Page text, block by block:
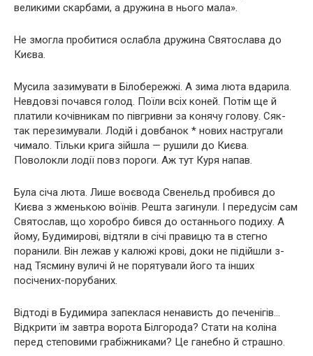
великими скарбами, а дружина в нього мала».
Не змогла пробитися ослабла дружина Святослава до
Києва.
Мусила зазимувати в Білобережжі. А зима люта вдарила.
Невдовзі почався голод. Поїли всіх коней. Потім ще й
платили кочівникам по півгривни за конячу голову. Сяк-
так перезимували. Лодій і довбанок * нових настругали
чимало. Тільки крига зійшла — рушили до Києва.
Поволокли лодії повз пороги. Аж тут Куря напав.
Була січа люта. Лише воєвода Свенельд пробився до
Києва з жменькою воїнів. Решта загинули. І передусім сам
Святослав, що хоробро бився до останнього подиху. А
йому, Будимирові, відтяли в січі правицю та в стегно
поранили. Він лежав у калюжі крові, доки не підійшли з-
над Тясмину вуличі й не порятували його та інших
посічених-порубаних.
Відтоді в Будимира запеклася ненависть до печенігів…
Відкрити їм завтра ворота Білгорода? Стати на коліна
перед степовими грабіжниками? Це ганебно й страшно.